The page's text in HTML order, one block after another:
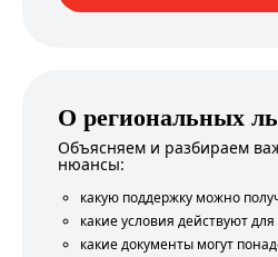
О региональных
Объясняем и разбираем
нюансы:
какую поддержку можно
какие условия действуют
какие документы могут